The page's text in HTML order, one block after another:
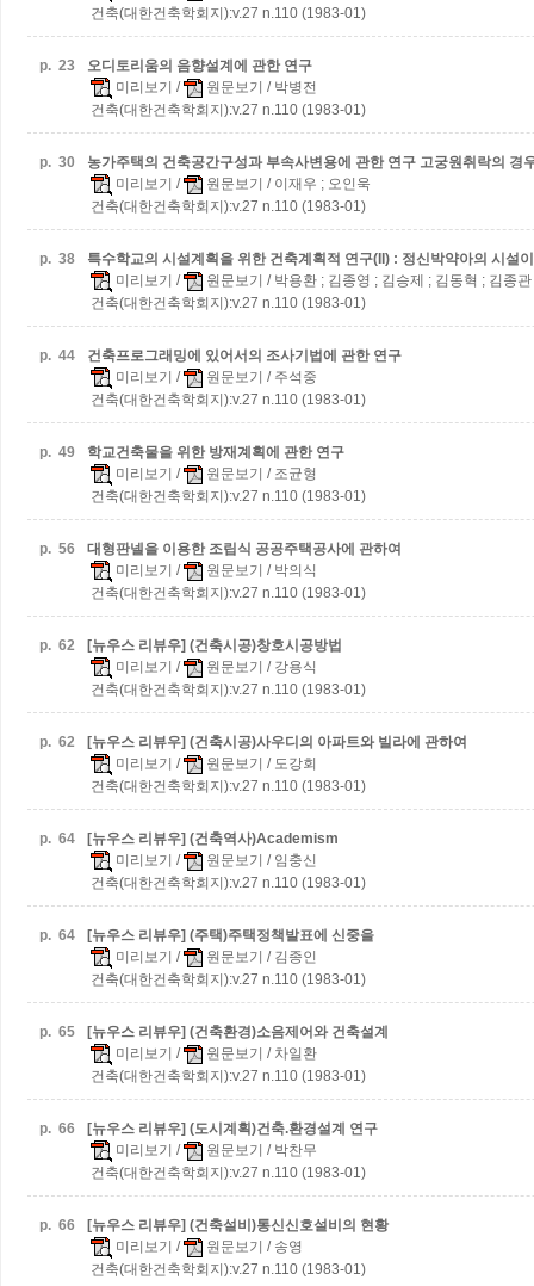
건축(대한건축학회지):v.27 n.110 (1983-01)
p. 23
오디토리움의 음향설계에 관한 연구
미리보기 / 원문보기 / 박병전
건축(대한건축학회지):v.27 n.110 (1983-01)
p. 30 농가주택의 건축공간구성과 부속사변용에 관한 연구 고궁원취락의 경
미리보기 / 원문보기 / 이재우 ; 오인욱
건축(대한건축학회지):v.27 n.110 (1983-01)
p. 38
특수학교의 시설계획을 위한 건축계획적 연구(II) : 정신박약아의 시설
미리보기 / 원문보기 / 박용환 ; 김종영 ; 김승제 ; 김동혁 ; 김종
건축(대한건축학회지):v.27 n.110 (1983-01)
p. 44
건축프로그래밍에 있어서의 조사기법에 관한 연구
미리보기 / 원문보기 / 주석중
건축(대한건축학회지):v.27 n.110 (1983-01)
p. 49
학교건축물을 위한 방재계획에 관한 연구
미리보기 / 원문보기 / 조균형
건축(대한건축학회지):v.27 n.110 (1983-01)
p. 56
대형판넬을 이용한 조립식 공공주택공사에 관하여
미리보기 / 원문보기 / 박의식
건축(대한건축학회지):v.27 n.110 (1983-01)
p. 62
[뉴우스 리뷰우] (건축시공)창호시공방법
미리보기 / 원문보기 / 강용식
건축(대한건축학회지):v.27 n.110 (1983-01)
p. 62
[뉴우스 리뷰우] (건축시공)사우디의 아파트와 빌라에 관하여
미리보기 / 원문보기 / 도강회
건축(대한건축학회지):v.27 n.110 (1983-01)
p. 64
[뉴우스 리뷰우] (건축역사)Academism
미리보기 / 원문보기 / 임충신
건축(대한건축학회지):v.27 n.110 (1983-01)
p. 64
[뉴우스 리뷰우] (주택)주택정책발표에 신중을
미리보기 / 원문보기 / 김종인
건축(대한건축학회지):v.27 n.110 (1983-01)
p. 65
[뉴우스 리뷰우] (건축환경)소음제어와 건축설계
미리보기 / 원문보기 / 차일환
건축(대한건축학회지):v.27 n.110 (1983-01)
p. 66
[뉴우스 리뷰우] (도시계획)건축.환경설계 연구
미리보기 / 원문보기 / 박찬무
건축(대한건축학회지):v.27 n.110 (1983-01)
p. 66
[뉴우스 리뷰우] (건축설비)통신신호설비의 현황
미리보기 / 원문보기 / 송영
건축(대한건축학회지):v.27 n.110 (1983-01)